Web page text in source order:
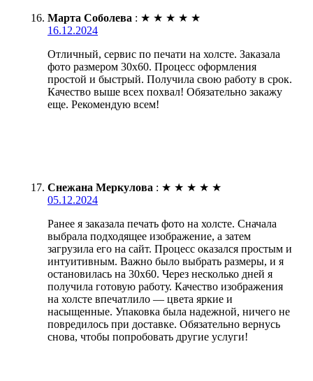
Марта Соболева : ★ ★ ★ ★ ★
16.12.2024
Отличный, сервис по печати на холсте. Заказала
фото размером 30х60. Процесс оформления
простой и быстрый. Получила свою работу в срок.
Качество выше всех похвал! Обязательно закажу
еще. Рекомендую всем!
Снежана Меркулова : ★ ★ ★ ★ ★
05.12.2024
Ранее я заказала печать фото на холсте. Сначала
выбрала подходящее изображение, а затем
загрузила его на сайт. Процесс оказался простым и
интуитивным. Важно было выбрать размеры, и я
остановилась на 30х60. Через несколько дней я
получила готовую работу. Качество изображения
на холсте впечатлило — цвета яркие и
насыщенные. Упаковка была надежной, ничего не
повредилось при доставке. Обязательно вернусь
снова, чтобы попробовать другие услуги!